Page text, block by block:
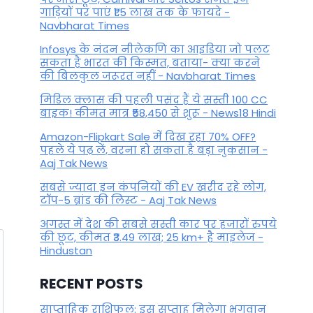
By November 6, 2024
गाड़ियों पर पाएं ₹1.5 लाख तक के फायदे -
Navbharat Times
Infosys के नंदन नीलेकणि का आइडिया जो पलट
सकता है भारत की किस्मत, बताया- क्या करने
की बिलकुल जरूरत नहीं - Navbharat Times
मिडिल क्लास की पहली पसंद हैं ये सस्ती 100 CC
बाइक! कीमत मात्र ₹58,450 से शुरू - News18 Hindi
Amazon-Flipkart Sale में दिख रहा 70% OFF?
पहले ये पढ़ लें, वरना हो सकता है बड़ा नुकसान -
Aaj Tak News
सबसे ज्यादा इन कंपनियों की EV खरीद रहे लोग,
टॉप-5 ब्रांड की लिस्ट - Aaj Tak News
अगस्त में देश की सबसे सस्ती कार पर हजारों रुपये
की छूट, कीमत ₹3.49 लाख; 25 km+ है माइलेज -
Hindustan
RECENT POSTS
साप्ताहिक राशिफल: इस सप्ताह मिलेगा भगवान